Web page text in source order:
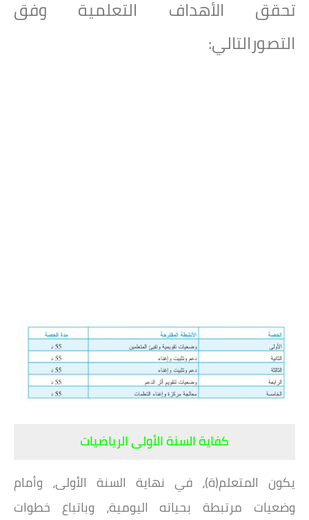
تحقق الأهداف التعلمية وفق
التصورالتالي:
كفاية السنة الأولى الرياضيات
يكون المتعلم(ة)، في نهاية السنة الأولى، وأمام
وضعيات مرتبطة بحياته اليومية، وباتباع خطوات